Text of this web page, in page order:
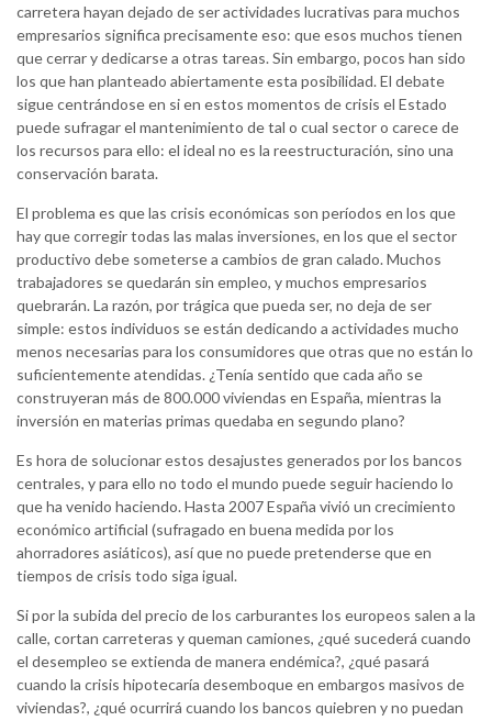
carretera hayan dejado de ser actividades lucrativas para muchos
empresarios significa precisamente eso: que esos muchos tienen
que cerrar y dedicarse a otras tareas. Sin embargo, pocos han sido
los que han planteado abiertamente esta posibilidad. El debate
sigue centrándose en si en estos momentos de crisis el Estado
puede sufragar el mantenimiento de tal o cual sector o carece de
los recursos para ello: el ideal no es la reestructuración, sino una
conservación barata.
El problema es que las crisis económicas son períodos en los que
hay que corregir todas las malas inversiones, en los que el sector
productivo debe someterse a cambios de gran calado. Muchos
trabajadores se quedarán sin empleo, y muchos empresarios
quebrarán. La razón, por trágica que pueda ser, no deja de ser
simple: estos individuos se están dedicando a actividades mucho
menos necesarias para los consumidores que otras que no están lo
suficientemente atendidas. ¿Tenía sentido que cada año se
construyeran más de 800.000 viviendas en España, mientras la
inversión en materias primas quedaba en segundo plano?
Es hora de solucionar estos desajustes generados por los bancos
centrales, y para ello no todo el mundo puede seguir haciendo lo
que ha venido haciendo. Hasta 2007 España vivió un crecimiento
económico artificial (sufragado en buena medida por los
ahorradores asiáticos), así que no puede pretenderse que en
tiempos de crisis todo siga igual.
Si por la subida del precio de los carburantes los europeos salen a la
calle, cortan carreteras y queman camiones, ¿qué sucederá cuando
el desempleo se extienda de manera endémica?, ¿qué pasará
cuando la crisis hipotecaría desemboque en embargos masivos de
viviendas?, ¿qué ocurrirá cuando los bancos quiebren y no puedan